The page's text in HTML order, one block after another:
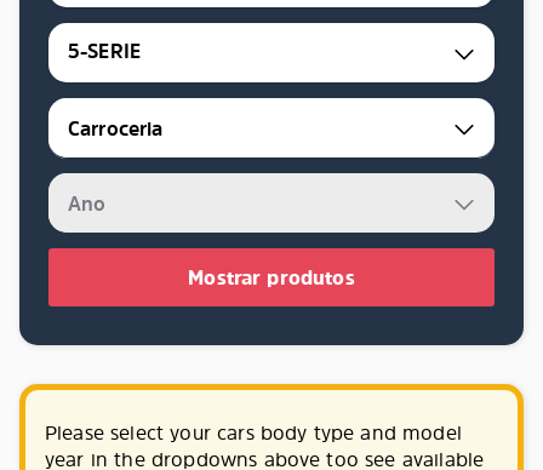
5-SERIE
Mostrar produtos
Please select your cars body type and model
year in the dropdowns above too see available